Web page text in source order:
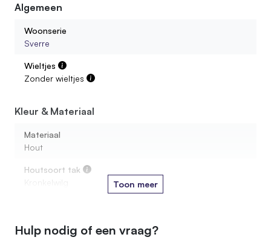
Kan ik een roomdivider bestellen op maat gemaakt?
In welke houtsoorten zijn de dividers beschikbaar?
Hoe hoog moet een roomdivider zijn?
Algemeen
Woonserie
Sverre
Wieltjes
Zonder wieltjes
Kleur & Materiaal
Materiaal
Hout
Houtsoort tak
Kronkelwilg
Toon meer
Hulp nodig of een vraag?